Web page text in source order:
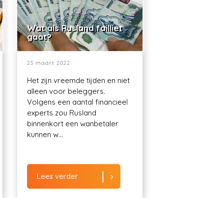
Wat als Rusland failliet
gaat?
23 maart 2022
Het zijn vreemde tijden en niet
alleen voor beleggers.
Volgens een aantal financieel
experts zou Rusland
binnenkort een wanbetaler
kunnen w...
Lees verder